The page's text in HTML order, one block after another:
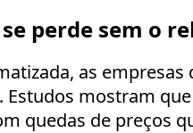
perde sem o
as empresas
mostram
quedas de preços